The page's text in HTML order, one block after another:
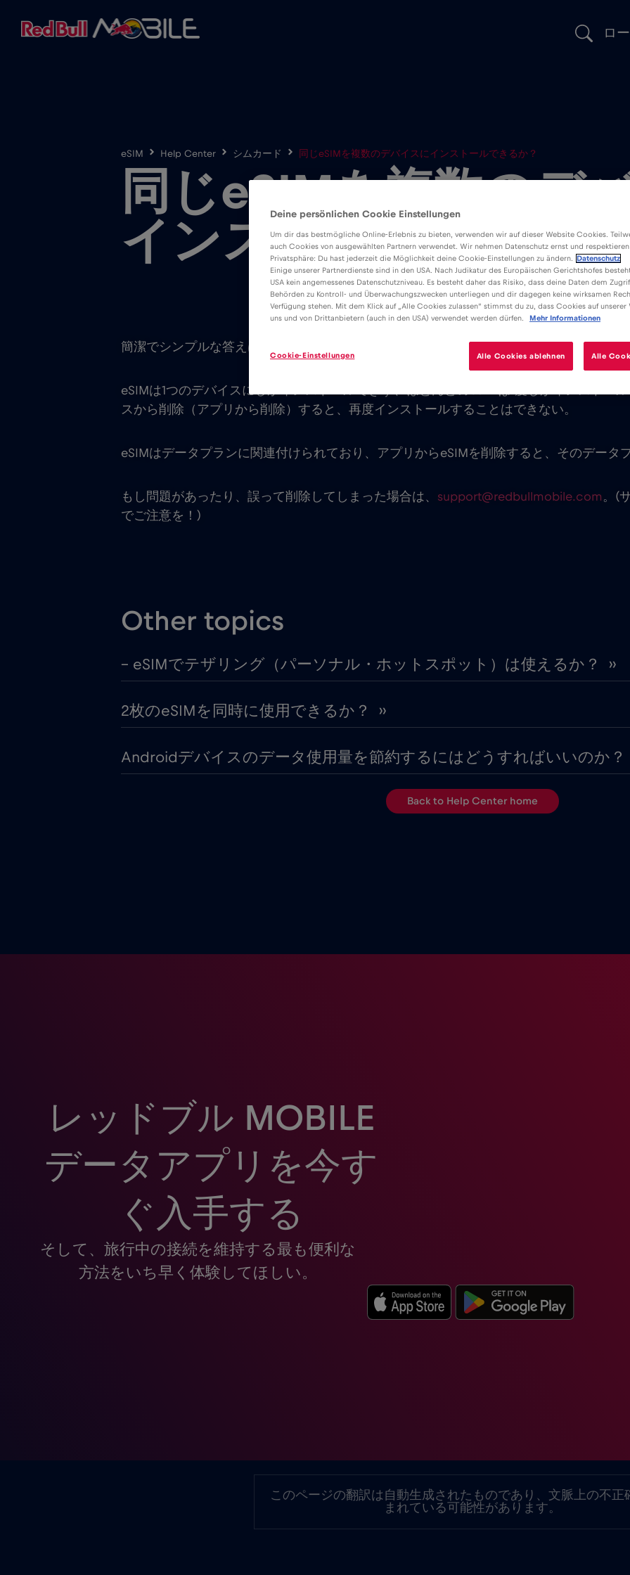
ロ
eSIM Help Center シムカード 同じeSIMを複数のデバイスにインストールできるか？
同じeSIMを複数のデ
インストールできる
簡潔でシンプルな答えはこうだ：同じeSIMを複数のデバイスにインストールすることは
eSIMは1つのデバイスにしかインストールできず、ほとんどのeSIMは1度しかインストー
スから削除（アプリから削除）すると、再度インストールすることはできない。
eSIMはデータプランに関連付けられており、アプリからeSIMを削除すると、そのデータ
もし問題があったり、誤って削除してしまった場合は、 support@redbullmobile.com 。(
でご注意を！)
Other topics
– eSIMでテザリング（パーソナル・ホットスポット）は使えるか？ ››
2枚のeSIMを同時に使用できるか？ ››
Androidデバイスのデータ使用量を節約するにはどうすればいいのか？
Back to Help Center home
レッドブル MOBILE
データアプリを今す
ぐ入手する
そして、旅行中の接続を維持する最も便利な
方法をいち早く体験してほしい。
このページの翻訳は自動生成されたものであり、文脈上の不正
まれている可能性があります。
Deine persönlichen Cookie Einstellungen
Um dir das bestmögliche Online-Erlebnis zu bieten, verwenden wir auf dieser Website Cookies.
auch Cookies von ausgewählten Partnern verwendet. Wir nehmen Datenschutz ernst und
Privatsphäre: Du hast jederzeit die Möglichkeit deine Cookie-Einstellungen zu ändern.
Datenschutz
Einige unserer Partnerdienste sind in den USA. Nach Judikatur des Europäischen Gerichtshofes
USA kein angemessenes Datenschutzniveau. Es besteht daher das Risiko, dass deine Daten dem
Behörden zu Kontroll- und Überwachungszwecken unterliegen und dir dagegen keine wirksamen
Verfügung stehen. Mit dem Klick auf „Alle Cookies zulassen“ stimmst du zu, dass Cookies auf unserer
uns und von Drittanbietern (auch in den USA) verwendet werden dürfen.
Mehr Informationen
Alle Cookies ablehnen Alle
Cookie-Einstellungen